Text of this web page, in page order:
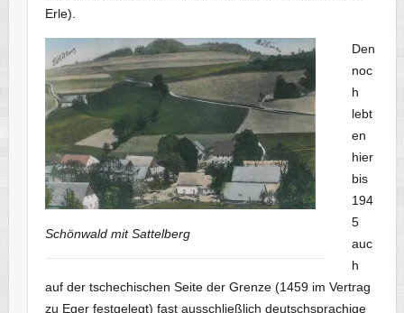
Erle).
Schönwald mit Sattelberg
Den
noc
h
lebt
en
hier
bis
194
5
auc
h
auf der tschechischen Seite der Grenze (1459 im Vertrag
zu Eger festgelegt) fast ausschließlich deutschsprachige